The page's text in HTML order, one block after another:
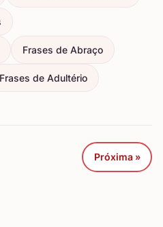
Frases de Abraço
Frases de Adultério
Próxima »